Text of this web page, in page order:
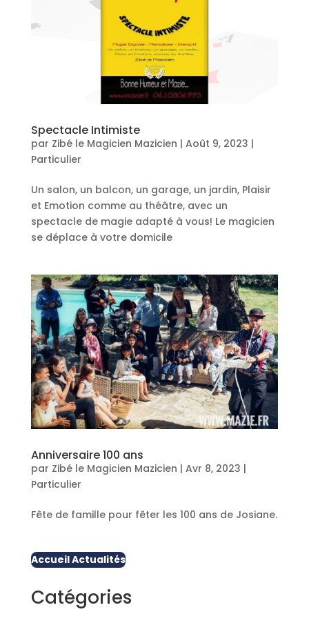
Spectacle Intimiste
par Zibé le Magicien Mazicien | Août 9, 2023 |
Particulier
Un salon, un balcon, un garage, un jardin, Plaisir
et Emotion comme au théâtre, avec un
spectacle de magie adapté à vous! Le magicien
se déplace à votre domicile
Anniversaire 100 ans
par Zibé le Magicien Mazicien | Avr 8, 2023 |
Particulier
Fête de famille pour fêter les 100 ans de Josiane.
Accueil Actualités
Catégories